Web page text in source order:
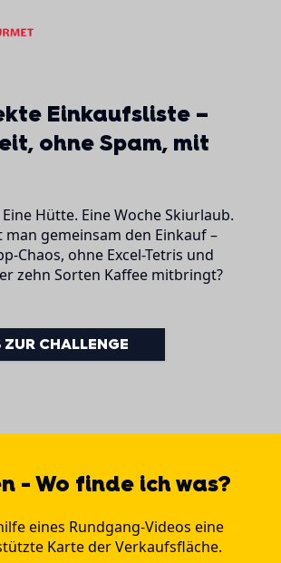
Einkaufsliste –
ohne Spam, mit
Hütte. Eine Woche Skiurlaub.
gemeinsam den Einkauf –
Chaos, ohne Excel-Tetris und
zehn Sorten Kaffee mitbringt?
ZUR CHALLENGE
- Wo finde ich was?
eines Rundgang-Videos eine
Karte der Verkaufsfläche.